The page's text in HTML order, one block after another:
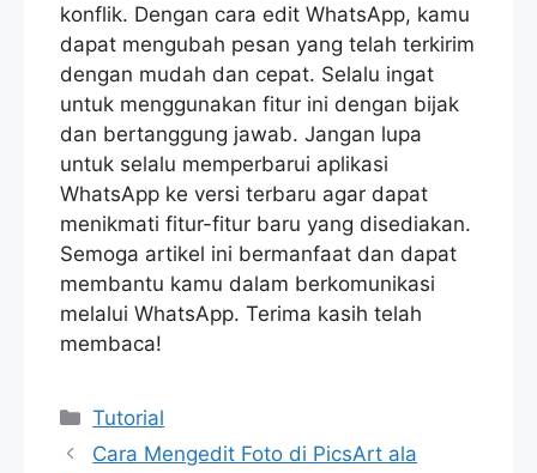
konflik. Dengan cara edit WhatsApp, kamu
dapat mengubah pesan yang telah terkirim
dengan mudah dan cepat. Selalu ingat
untuk menggunakan fitur ini dengan bijak
dan bertanggung jawab. Jangan lupa
untuk selalu memperbarui aplikasi
WhatsApp ke versi terbaru agar dapat
menikmati fitur-fitur baru yang disediakan.
Semoga artikel ini bermanfaat dan dapat
membantu kamu dalam berkomunikasi
melalui WhatsApp. Terima kasih telah
membaca!
Categories
Tutorial
Cara Mengedit Foto di PicsArt ala